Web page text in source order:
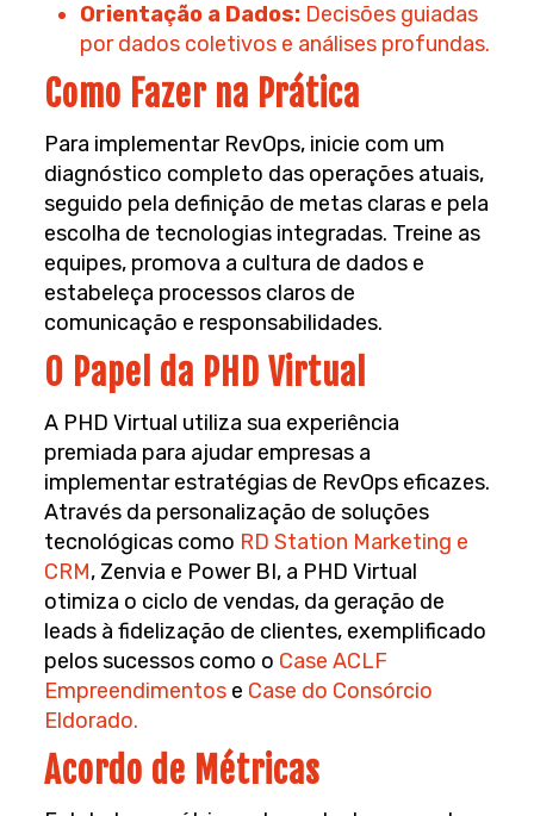
Orientação a Dados:Decisões guiadas
por dados coletivos e análises profundas.
Como Fazer na Prática
Para implementar RevOps, inicie com um
diagnóstico completo das operações atuais,
seguido pela definição de metas claras e pela
escolha de tecnologias integradas. Treine as
equipes, promova a cultura de dados e
estabeleça processos claros de
comunicação e responsabilidades.
O Papel da PHD Virtual
A PHD Virtual utiliza sua experiência
premiada para ajudar empresas a
implementar estratégias de RevOps eficazes.
Através da personalização de soluções
tecnológicas como RD Station Marketing e
CRM, Zenvia e Power BI, a PHD Virtual
otimiza o ciclo de vendas, da geração de
leads à fidelização de clientes, exemplificado
pelos sucessos como o Case ACLF
Empreendimentose Case do Consórcio
Eldorado.
Acordo de Métricas